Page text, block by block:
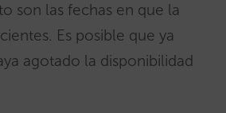
son las fechas en que la
Es posible que ya
agotado la disponibilidad